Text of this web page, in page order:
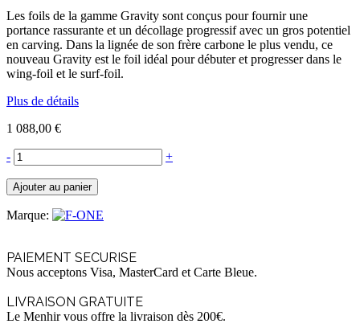
Les foils de la gamme Gravity sont conçus pour fournir une
portance rassurante et un décollage progressif avec un gros potentiel
en carving. Dans la lignée de son frère carbone le plus vendu, ce
nouveau Gravity est le foil idéal pour débuter et progresser dans le
wing-foil et le surf-foil.
Plus de détails
1 088,00 €
- +
Ajouter au panier
Marque:
PAIEMENT SECURISE
Nous acceptons Visa, MasterCard et Carte Bleue.
LIVRAISON GRATUITE
Le Menhir vous offre la livraison dès 200€.